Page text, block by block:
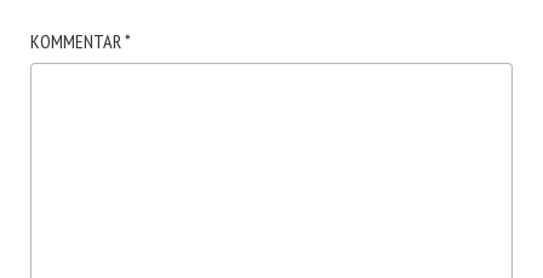
KOMMENTAR *